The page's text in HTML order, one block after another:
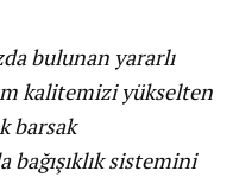
bulunan yararlı
kalitemizi yükselten
barsak
sistemini